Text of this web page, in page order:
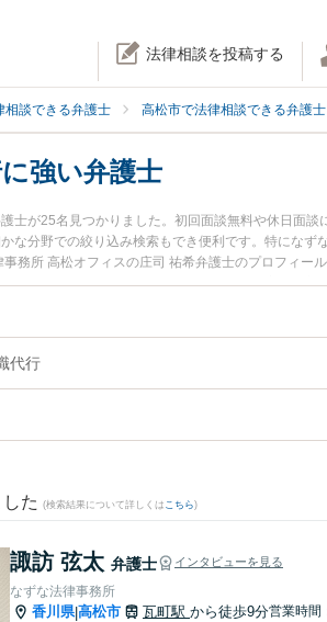
法律相談を投稿する
相談できる弁護士 高松市で法律相談できる弁護士
強い弁護士
士が25名見つかりました。初回面談無料や休日面
な分野での絞り込み検索もでき便利です。特にな
務所 高松オフィスの庄司 祐希弁護士のプロフィ
相談したい』『退職代行のトラブル解決の実績豊
の相談者さんにおすすめです。
代行
た (検索結果について詳しくは こちら)
諏訪 弦太 弁護士 インタビューを見る
なずな法律事務所
香川県|高松市 瓦町駅 から徒歩9分営業時間